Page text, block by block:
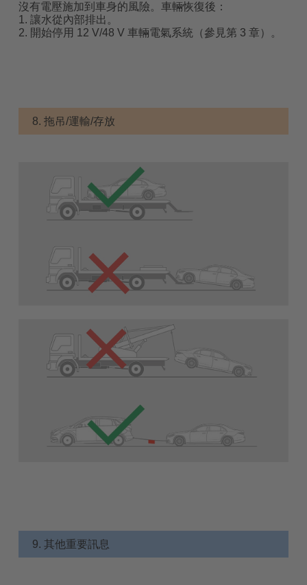
沒有電壓施加到車身的風險。車輛恢復後：
1. 讓水從內部排出。
2. 開始停用 12 V/48 V 車輛電氣系統（參見第 3 章）。
8. 拖吊/運輸/存放
9. 其他重要訊息